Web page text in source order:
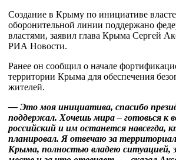
Создание в Крыму по инициативе
оборонительной линии поддержано
властями, заявил глава Крыма Сергей
РИА Новости.
Ранее он сообщил о начале
территории Крыма для обеспечения
жителей.
— Это моя инициатива, спасибо
поддержал. Хочешь мира – готовься к
российский и им останется навсегда,
планировал. Я отвечаю за
Крыма, полностью владею ситуацией,